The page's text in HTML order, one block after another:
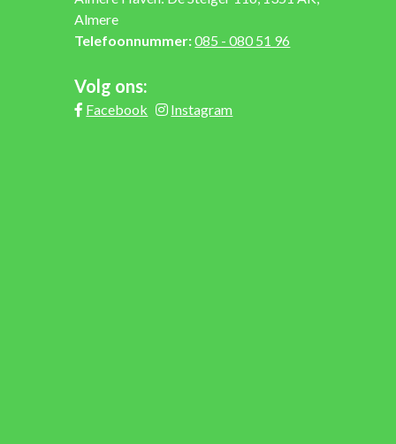
Almere
Telefoonnummer:085 - 080 51 96
Volg ons:
Facebook Instagram